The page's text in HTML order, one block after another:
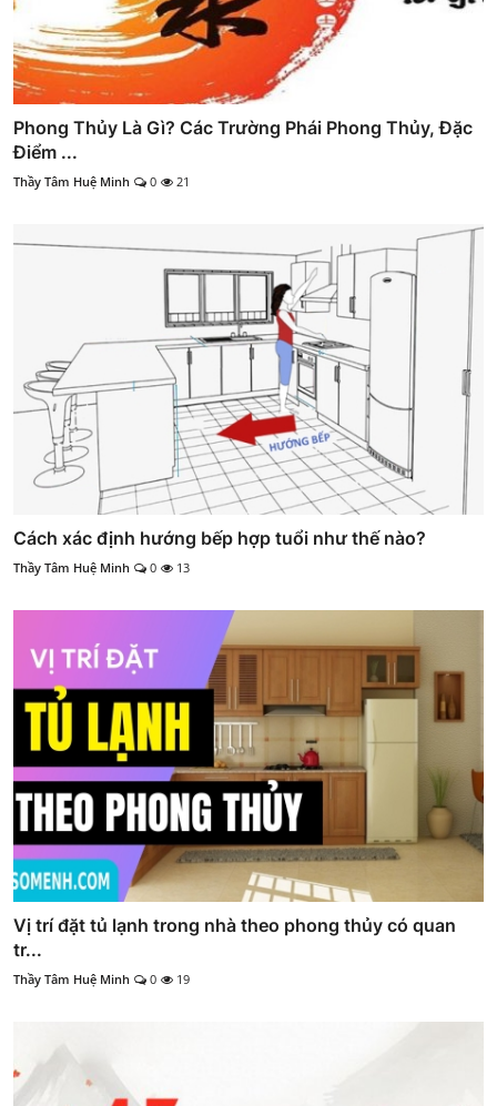
Phong Thủy Là Gì? Các Trường Phái Phong Thủy, Đặc
Điểm ...
Thầy Tâm Huệ Minh 0 21
Cách xác định hướng bếp hợp tuổi như thế nào?
Thầy Tâm Huệ Minh 0 13
Vị trí đặt tủ lạnh trong nhà theo phong thủy có quan
tr...
Thầy Tâm Huệ Minh 0 19